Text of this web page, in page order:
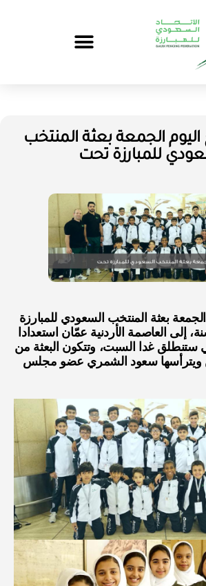
الجمعة بعثة المنتخب
للمبارزة تحت
بعثة المنتخب السعودي للمبارزة
11و13 و15سنة، إلى العاصمة الأردنية عمّان استعدادا
ستنطلق غدا السبت، وتتكون البعثة من
و5 مدربين ويترأسها سعود الشمري عضو مجلس